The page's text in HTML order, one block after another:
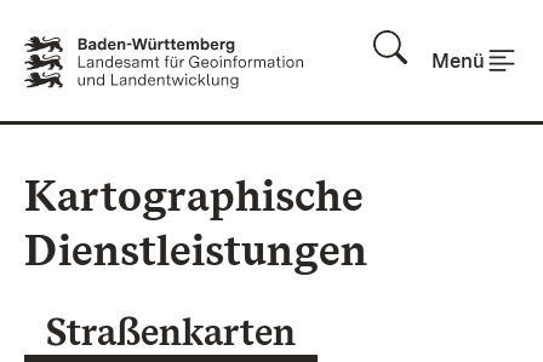
Menü
Kartographische
Dienstleistungen
Straßenkarten